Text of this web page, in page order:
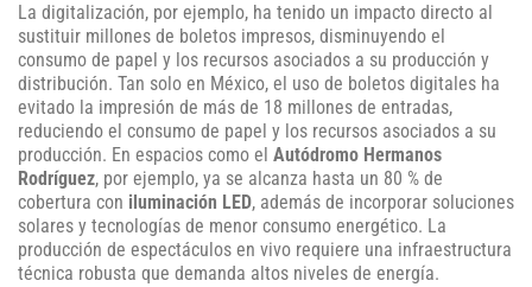
La digitalización, por ejemplo, ha tenido un impacto directo al
sustituir millones de boletos impresos, disminuyendo el
consumo de papel y los recursos asociados a su producción y
distribución. Tan solo en México, el uso de boletos digitales ha
evitado la impresión de más de 18 millones de entradas,
reduciendo el consumo de papel y los recursos asociados a su
producción. En espacios como el Autódromo Hermanos
Rodríguez, por ejemplo, ya se alcanza hasta un 80 % de
cobertura con iluminación LED, además de incorporar soluciones
solares y tecnologías de menor consumo energético. La
producción de espectáculos en vivo requiere una infraestructura
técnica robusta que demanda altos niveles de energía.